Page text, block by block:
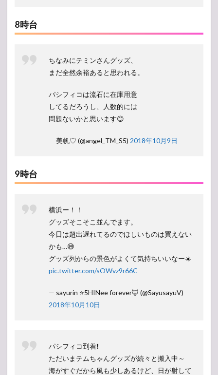
8時台
ちなみにテミンさんグッズ、
まだ全然余裕あると思われる。
パシフィコは流石に在庫用意
してるだろうし、人数的には
問題ないかと思います😊
— 美帆♡ (@angel_TM_S5) 2018年10月9日
9時台
横浜ー！！
グッズそこそこ並んでます。
今日は超出遅れてるのでほしいものは買えない
かも…😅
グッズ列からの景色がよくて気持ちいいなー☀️
pic.twitter.com/sOWvz9r66C
— sayurin ⭐️5HINee forever🦊 (@SayusayuV)
2018年10月10日
パシフィコ到着❗️
ただいまテムちゃんグッズが続々と搬入中～
海がすぐだから風も少しあるけど、日が射して